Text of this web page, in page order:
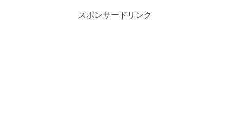
スポンサードリンク